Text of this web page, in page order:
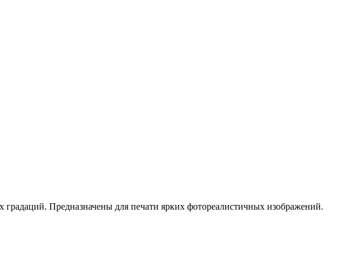
Предназначены для печати ярких фотореалистичных изображений.